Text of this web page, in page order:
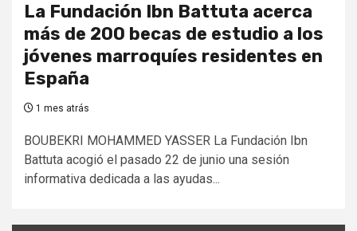
La Fundación Ibn Battuta acerca
más de 200 becas de estudio a los
jóvenes marroquíes residentes en
España
1 mes atrás
BOUBEKRI MOHAMMED YASSER La Fundación Ibn
Battuta acogió el pasado 22 de junio una sesión
informativa dedicada a las ayudas...